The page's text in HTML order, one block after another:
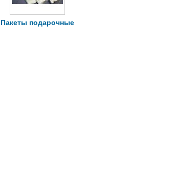
Пакеты подарочные